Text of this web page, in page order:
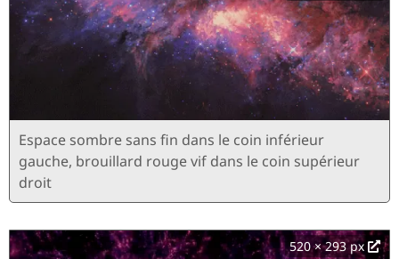
Espace sombre sans fin dans le coin inférieur
gauche, brouillard rouge vif dans le coin supérieur
droit
520 × 293 px